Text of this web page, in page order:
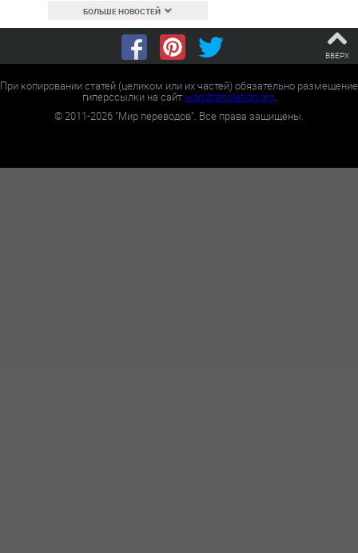
БОЛЬШЕ НОВОСТЕЙ
ВВЕРХ
При копировании статей (целиком или их частей) обязательно размещение
гиперссылки на сайтworldtranslation.org.
©2011-2026 "Мир переводов". Все права защищены.